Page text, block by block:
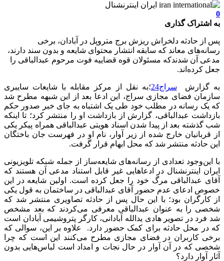
0
به اشتراک گذاری
پس از حادثه دلخراش ریزش برج متروپل در آبادان، برخی
رسانه‌های معاند که سابقه انتشار محتوای شایعه و بدون سند دارند،
مدعی آن شدندکه مسئولان قوه قضاییه فوت مرحوم عبدالباقی را
جعل کرده‌اند.
به گزارش سراج24
؛به نقل از مرکز مقابله با شایعات سایبری
سازمان فضای مجازی سراج، این ادعا بعد از این شبهه مطرح شد
که یک رسانه در مطلب خود طی یک اشتباه به جای خبر صدور حکم
بازداشت عبدالباقی، گزارش از بازداشت او را منتشر کرد؛ تا اینکه
شب گذشته بعد از پیدا شدن اسناد هویتی عبدالباقی همراه پیکر یکی
از قربانیان خارج شده از زیر آوار، نام او در فهرست جان باختگان
این حادثه منتشر شد که محل ابهام قرار گرفت.
با این‌وجود تعدادی از رسانه‌های شایعه‌ساز از جمله شبکه تلویزیونی
ایران اینترنشنال در ادعاهایی غیر قابل استناد مدعی آن هستند که
آقای عبدالباقی مرگ خود را جعل کرده است. اولین شایعه در این
خصوص ادعای عدم حضور آقای عبدالباقی در ساختمان به قول یکی
از کارگران بود؛ با این حال پس از حادثه تصاویری منتشر شد که
شخصی را به عنوان عبدالباقی معرفی می‌کردند که بعد مشخص
شد فرد در تصویر هادی یدالله آبادانی، کارگر پتروشیمی آبادان است
که در محل حادثه برای کمک حضور دارد. علاوه بر این، سوالی که
برخی کاربران در فضای مجازی مطرح می‌کنند این است که چرا
شخصی که در آن آوار در حال نجات و امداد است لباس‌هایی بدون
آثار آوار دارد؟